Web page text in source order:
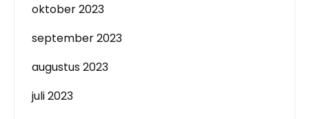
oktober 2023
september 2023
augustus 2023
juli 2023